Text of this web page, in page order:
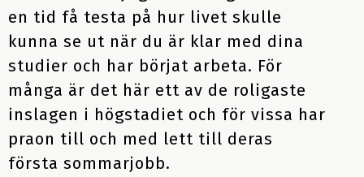
Checklistor
Frågor och svar för elever
Förbered eleverna i klassrum och samtal
Praktisk information till vårdnadshavare och elever
Förslag på övningar
Skolans roll under prao
Förbered arbetsplatsen inför prao
Handledarens roll
Planering av elevens praouppgifter
Tips på elevuppgifter utifrån yrkesområden
Varför prao?
En del av kompetensförsörjningen
Arbetsmiljö och riksbedömning
Fler aktiviteter för samverkan
en tid få testa på hur livet skulle
kunna se ut när du är klar med dina
studier och har börjat arbeta. För
många är det här ett av de roligaste
inslagen i högstadiet och för vissa har
praon till och med lett till deras
första sommarjobb.